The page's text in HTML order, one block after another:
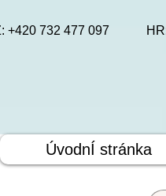
+420 732 477 097
ÚvodnÍ stránka